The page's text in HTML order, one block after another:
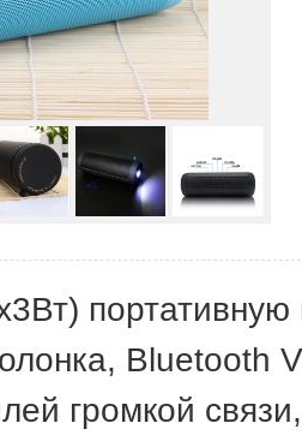
портативную
Bluetooth
громкой